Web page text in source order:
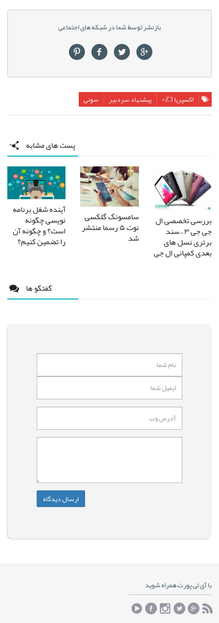
بازنشر توسط شما در شبکه های اجتماعی
اکسپریا Z3+ پیشنهاد سردبیر سونی
پست های مشابه
بررسی تخصصی ال
جی جی ۳ ، سند
برتری نسل های
بعدی کمپانی ال جی
سامسونگ گلکسی
نوت ۵ رسما منتشر
شد
آینده شغل برنامه
نویسی چگونه
است؟ و چگونه آن
را تضمین کنیم؟
گفتگو ها
با آی تی پورت همراه شوید